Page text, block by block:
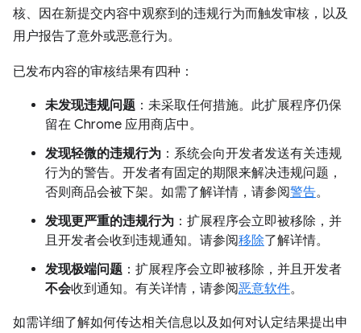
核、因在新提交内容中观察到的违规行为而触发审核，以及
用户报告了意外或恶意行为。
已发布内容的审核结果有四种：
未发现违规问题 ：未采取任何措施。此扩展程序仍保
留在 Chrome 应用商店中。
发现轻微的违规行为 ：系统会向开发者发送有关违规
行为的警告。开发者有固定的期限来解决违规问题，
否则商品会被下架。如需了解详情，请参阅警告。
发现更严重的违规行为 ：扩展程序会立即被移除，并
且开发者会收到违规通知。请参阅移除了解详情。
发现极端问题 ：扩展程序会立即被移除，并且开发者
不会收到通知。有关详情，请参阅恶意软件。
如需详细了解如何传达相关信息以及如何对认定结果提出申